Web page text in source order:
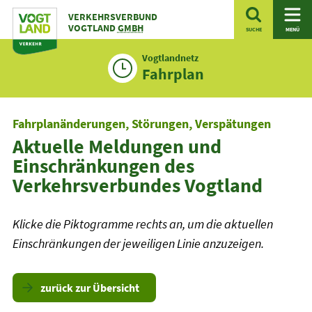
Zum
Inhalt
VERKEHRSVERBUND
VOGTLANDGMBH SUCHE MENÜ
Vogtlandnetz
Fahrplan
Fahrplanänderungen, Störungen, Verspätungen
Aktuelle Meldungen und
Einschränkungen des
Verkehrsverbundes Vogtland
Klicke die Piktogramme rechts an, um die aktuellen
Einschränkungen der jeweiligen Linie anzuzeigen.
zurück zur Übersicht